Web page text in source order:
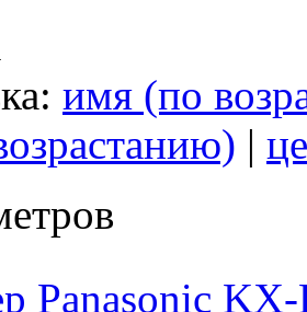
имя (по
|
Panasonic